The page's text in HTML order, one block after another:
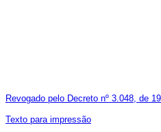
Revogado pelo Decreto nº 3.048, de
Texto para impressão